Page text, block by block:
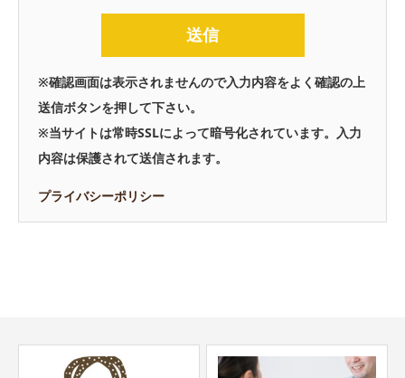
※確認画面は表示されませんので入力内容をよく確認の上
送信ボタンを押して下さい。
※当サイトは常時SSLによって暗号化されています。入力
内容は保護されて送信されます。
プライバシーポリシー